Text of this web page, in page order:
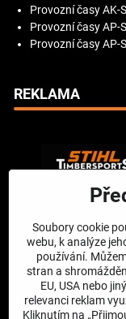
Provozní časy AK-
Provozní časy AP-
Provozní časy AP-
REKLAMA
Soubory cookie
webu, k analýze
používání.
stran a
EU, USA nebo
relevanci reklam
Kliknutím na